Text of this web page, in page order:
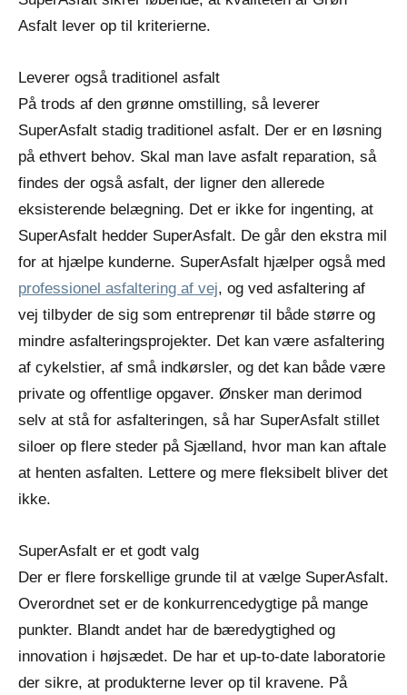
Asfalt lever op til kriterierne.
Leverer også traditionel asfalt
På trods af den grønne omstilling, så leverer
SuperAsfalt stadig traditionel asfalt. Der er en løsning
på ethvert behov. Skal man lave asfalt reparation, så
findes der også asfalt, der ligner den allerede
eksisterende belægning. Det er ikke for ingenting, at
SuperAsfalt hedder SuperAsfalt. De går den ekstra mil
for at hjælpe kunderne. SuperAsfalt hjælper også med
professionel asfaltering af vej, og ved asfaltering af
vej tilbyder de sig som entreprenør til både større og
mindre asfalteringsprojekter. Det kan være asfaltering
af cykelstier, af små indkørsler, og det kan både være
private og offentlige opgaver. Ønsker man derimod
selv at stå for asfalteringen, så har SuperAsfalt stillet
siloer op flere steder på Sjælland, hvor man kan aftale
at henten asfalten. Lettere og mere fleksibelt bliver det
ikke.
SuperAsfalt er et godt valg
Der er flere forskellige grunde til at vælge SuperAsfalt.
Overordnet set er de konkurrencedygtige på mange
punkter. Blandt andet har de bæredygtighed og
innovation i højsædet. De har et up-to-date laboratorie
der sikre, at produkterne lever op til kravene. På